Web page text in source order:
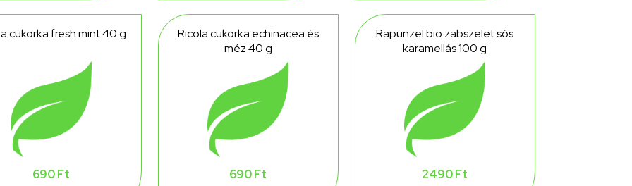
cukorka fresh mint 40 g
690 Ft
Ricola cukorka echinacea és
méz 40 g
690 Ft
Rapunzel bio zabszelet sós
karamellás 100 g
2490 Ft